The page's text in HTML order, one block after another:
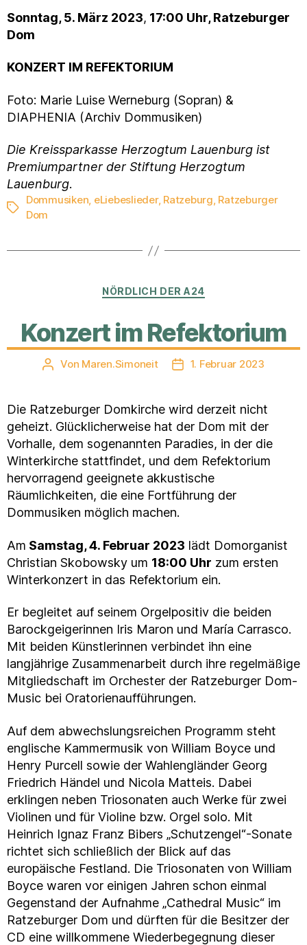
Sonntag, 5. März 2023, 17:00 Uhr,Ratzeburger
Dom
KONZERT IM REFEKTORIUM
Foto: Marie Luise Werneburg (Sopran) &
DIAPHENIA (Archiv Dommusiken)
Die Kreissparkasse Herzogtum Lauenburg ist
Premiumpartner der Stiftung Herzogtum
Lauenburg.
Schlagwörter
Dommusiken, eLiebeslieder, Ratzeburg, Ratzeburger
Dom
Kategorien
NÖRDLICH DER A24
Konzert im Refektorium
Beitragsautor
Von Maren.Simoneit Veröffentlichungsdatum
1. Februar 2023
Die Ratzeburger Domkirche wird derzeit nicht
geheizt. Glücklicherweise hat der Dom mit der
Vorhalle, dem sogenannten Paradies, in der die
Winterkirche stattfindet, und dem Refektorium
hervorragend geeignete akkustische
Räumlichkeiten, die eine Fortführung der
Dommusiken möglich machen.
Am Samstag, 4. Februar 2023 lädt Domorganist
Christian Skobowsky um 18:00 Uhr zum ersten
Winterkonzert in das Refektorium ein.
Er begleitet auf seinem Orgelpositiv die beiden
Barockgeigerinnen Iris Maron und María Carrasco.
Mit beiden Künstlerinnen verbindet ihn eine
langjährige Zusammenarbeit durch ihre regelmäßige
Mitgliedschaft im Orchester der Ratzeburger Dom-
Music bei Oratorienaufführungen.
Auf dem abwechslungsreichen Programm steht
englische Kammermusik von William Boyce und
Henry Purcell sowie der Wahlengländer Georg
Friedrich Händel und Nicola Matteis. Dabei
erklingen neben Triosonaten auch Werke für zwei
Violinen und für Violine bzw. Orgel solo. Mit
Heinrich Ignaz Franz Bibers „Schutzengel“-Sonate
richtet sich schließlich der Blick auf das
europäische Festland. Die Triosonaten von William
Boyce waren vor einigen Jahren schon einmal
Gegenstand der Aufnahme „Cathedral Music“ im
Ratzeburger Dom und dürften für die Besitzer der
CD eine willkommene Wiederbegegnung dieser